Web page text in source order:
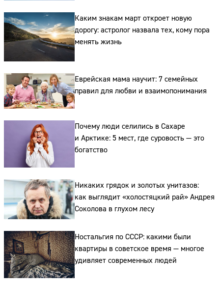
Каким знакам март откроет новую
дорогу: астролог назвала тех, кому пора
менять жизнь
Еврейская мама научит: 7 семейных
правил для любви и взаимопонимания
Почему люди селились в Сахаре
и Арктике: 5 мест, где суровость — это
богатство
Никаких грядок и золотых унитазов:
как выглядит «холостяцкий рай» Андрея
Соколова в глухом лесу
Ностальгия по СССР: какими были
квартиры в советское время — многое
удивляет современных людей
Сайт:
Телефон: